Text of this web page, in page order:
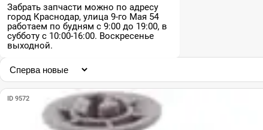
Забрать запчасти можно по адресу
город Краснодар, улица 9-го Мая 54
работаем по будням с 9:00 до 19:00, в
субботу с 10:00-16:00. Воскресенье
выходной.
ID 9572